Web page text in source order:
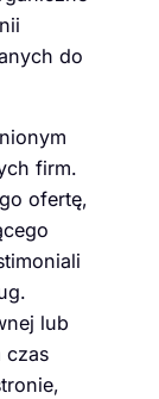
do
firm.
ofertę,
lub
czas